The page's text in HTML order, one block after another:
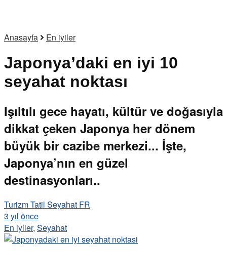
Anasayfa En iyiler
Japonya’daki en iyi 10
seyahat noktası
Işıltılı gece hayatı, kültür ve doğasıyla
dikkat çeken Japonya her dönem
büyük bir cazibe merkezi... İşte,
Japonya’nın en güzel
destinasyonları..
Turizm Tatil Seyahat FR
3 yıl önce
En iyiler, Seyahat